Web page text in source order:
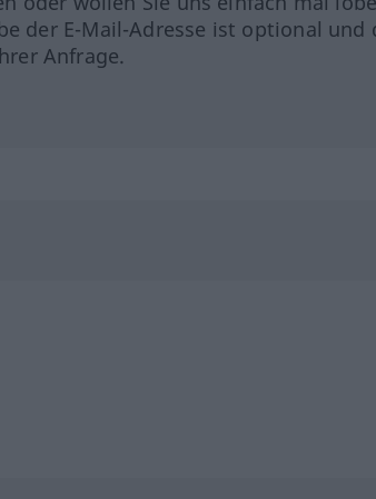
der E-Mail-Adresse ist optional und
Anfrage.